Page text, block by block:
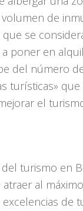
de
se
poner en
del número
turísticas»
el
turismo en
al
de